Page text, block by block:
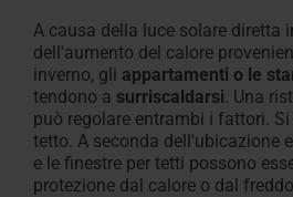
A causa della luce solare diretta
dell'aumento del calore
inverno, gli appartamenti o le
tendono a surriscaldarsi. Una
può regolare entrambi i fattori.
tetto. A seconda dell'ubicazione
e le finestre per tetti possono
protezione dal calore o dal freddo